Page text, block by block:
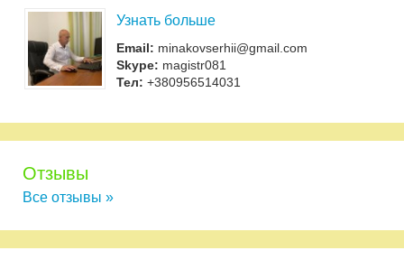
Узнать больше
Email: minakovserhii@gmail.com
Skype: magistr081
Тел: +380956514031
Отзывы
Все отзывы »